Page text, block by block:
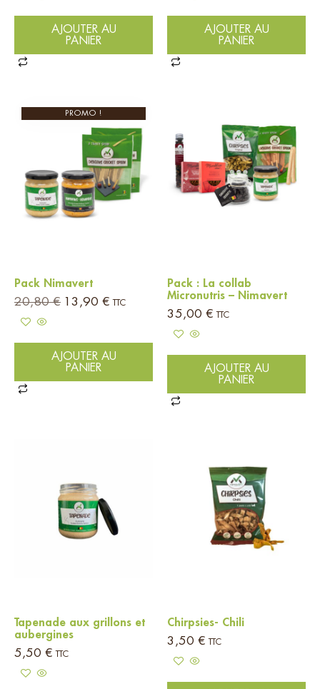
AJOUTER AU
PANIER
AJOUTER AU
PANIER
PROMO !
Pack Nimavert
20,80€ 13,90 € TTC
AJOUTER AU
PANIER
Pack : La collab
Micronutris – Nimavert
35,00 € TTC
AJOUTER AU
PANIER
Tapenade aux grillons et
aubergines
5,50 € TTC
Chirpsies- Chili
3,50 € TTC